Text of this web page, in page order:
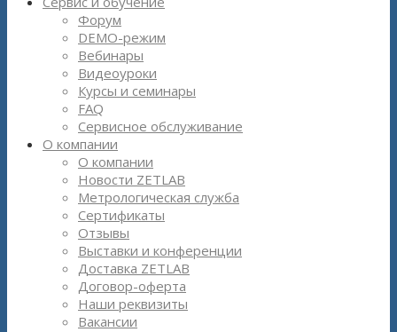
Форум
DEMO-режим
Вебинары
Видеоуроки
Курсы и семинары
FAQ
Сервисное обслуживание
О компании
О компании
Новости ZETLAB
Метрологическая служба
Сертификаты
Отзывы
Выставки и конференции
Доставка ZETLAB
Договор-оферта
Наши реквизиты
Вакансии